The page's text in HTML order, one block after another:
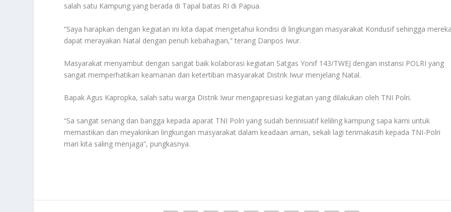
salah satu Kampung yang berada di Tapal batas RI di Papua.
“Saya harapkan dengan kegiatan ini kita dapat mengetahui kondisi di lingkungan masyarakat Kondusif sehingga
dapat merayakan Natal dengan penuh kebahagian,” terang Danpos Iwur.
Masyarakat menyambut dengan sangat baik kolaborasi kegiatan Satgas Yonif 143/TWEJ dengan instansi POLRI yang
sangat memperhatikan keamanan dan ketertiban masyarakat Distrik Iwur menjelang Natal.
Bapak Agus Kapropka, salah satu warga Distrik Iwur mengapresiasi kegiatan yang dilakukan oleh TNI Polri.
“Sa sangat senang dan bangga kepada aparat TNI Polri yang sudah berinisiatif keliling kampung sapa kami untuk
memastikan dan meyakinkan lingkungan masyarakat dalam keadaan aman, sekali lagi terimakasih kepada TNI-Polri
mari kita saling menjaga”, pungkasnya.